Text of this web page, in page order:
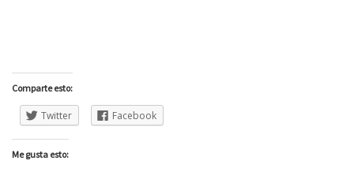
Comparte esto:
Twitter Facebook
Me gusta esto: